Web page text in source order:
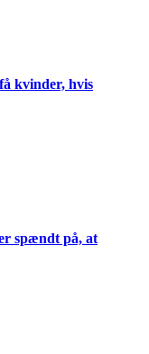
kvinder, hvis
spændt på, at